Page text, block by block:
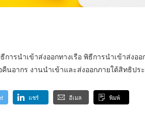
การนำเข้าส่งออกทางเรือ พิธีการนำเข้าส่ง
นอากร งานนำเข้าและส่งออกภายใต้สิทธิปร
แชร์ อีเมล พิมพ์